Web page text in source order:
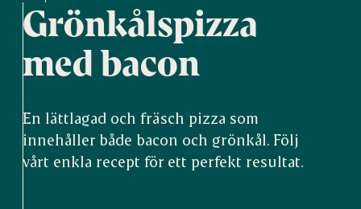
Grönkålspizza
med bacon
En lättlagad och fräsch pizza som
innehåller både bacon och grönkål. Följ
vårt enkla recept för ett perfekt resultat.